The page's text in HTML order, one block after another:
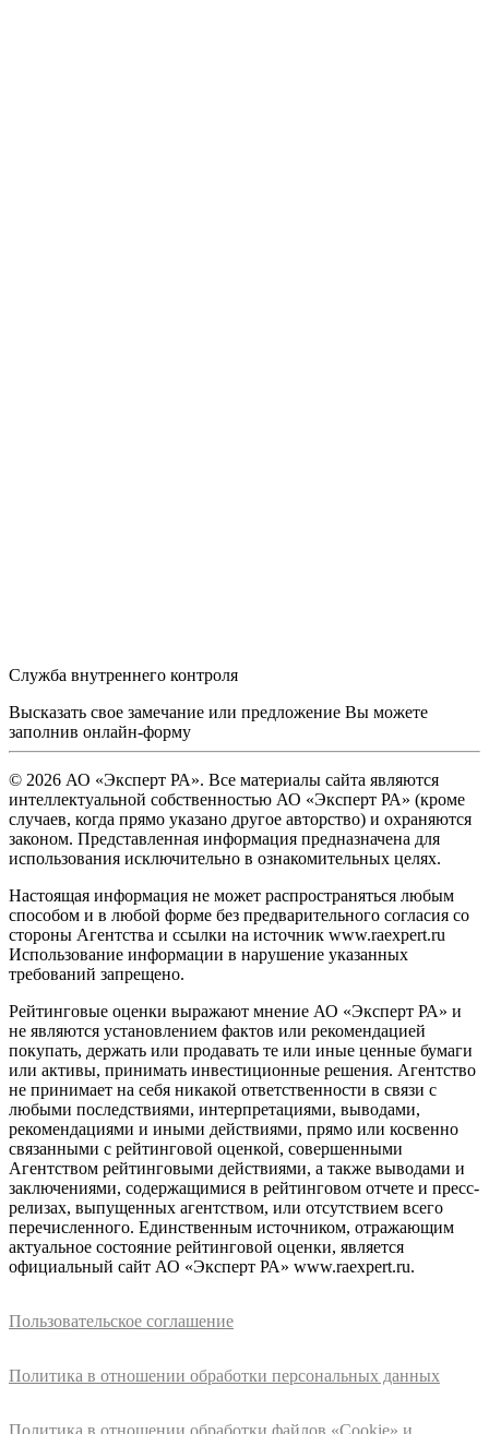
Служба внутреннего контроля
Высказать свое замечание или предложение Вы можете
заполнив онлайн-форму
© 2026 АО «Эксперт РА». Все материалы сайта являются
интеллектуальной собственностью АО «Эксперт РА» (кроме
случаев, когда прямо указано другое авторство) и охраняются
законом. Представленная информация предназначена для
использования исключительно в ознакомительных целях.
Настоящая информация не может распространяться любым
способом и в любой форме без предварительного согласия со
стороны Агентства и ссылки на источник www.raexpert.ru
Использование информации в нарушение указанных
требований запрещено.
Рейтинговые оценки выражают мнение АО «Эксперт РА» и
не являются установлением фактов или рекомендацией
покупать, держать или продавать те или иные ценные бумаги
или активы, принимать инвестиционные решения. Агентство
не принимает на себя никакой ответственности в связи с
любыми последствиями, интерпретациями, выводами,
рекомендациями и иными действиями, прямо или косвенно
связанными с рейтинговой оценкой, совершенными
Агентством рейтинговыми действиями, а также выводами и
заключениями, содержащимися в рейтинговом отчете и пресс-
релизах, выпущенных агентством, или отсутствием всего
перечисленного. Единственным источником, отражающим
актуальное состояние рейтинговой оценки, является
официальный сайт АО «Эксперт РА» www.raexpert.ru.
Пользовательское соглашение
Политика в отношении обработки персональных данных
Политика в отношении обработки файлов «Cookie» и